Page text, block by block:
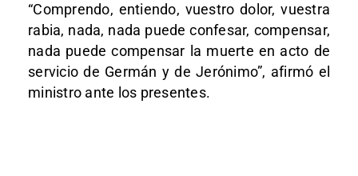
“Comprendo, entiendo, vuestro dolor, vuestra
rabia, nada, nada puede confesar, compensar,
nada puede compensar la muerte en acto de
servicio de Germán y de Jerónimo”, afirmó el
ministro ante los presentes.